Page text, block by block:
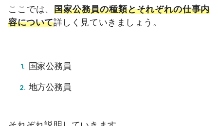
ここでは、国家公務員の種類とそれぞれの仕事内
容について詳しく見ていきましょう。
国家公務員
地方公務員